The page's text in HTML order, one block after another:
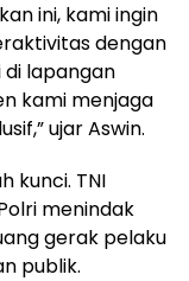
ini, kami ingin
dengan
di lapangan
kami menjaga
ujar Aswin.
kunci. TNI
menindak
gerak pelaku
publik.